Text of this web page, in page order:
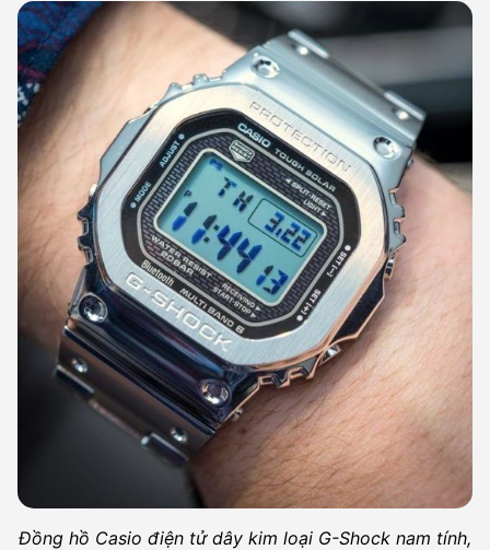
Đồng hồ Casio điện tử dây kim loại G-Shock nam tính,